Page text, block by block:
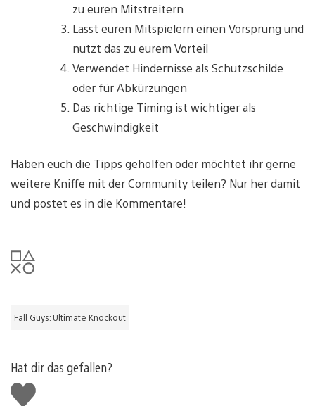
zu euren Mitstreitern
Lasst euren Mitspielern einen Vorsprung und
nutzt das zu eurem Vorteil
Verwendet Hindernisse als Schutzschilde
oder für Abkürzungen
Das richtige Timing ist wichtiger als
Geschwindigkeit
Haben euch die Tipps geholfen oder möchtet ihr gerne
weitere Kniffe mit der Community teilen? Nur her damit
und postet es in die Kommentare!
Fall Guys: Ultimate Knockout
Hat dir das gefallen?
Gefällt
mir